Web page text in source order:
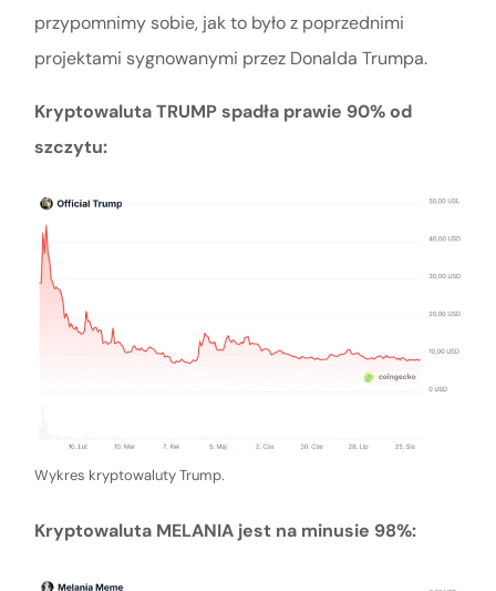
przypomnimy sobie, jak to było z poprzednimi
projektami sygnowanymi przez Donalda Trumpa.
Kryptowaluta TRUMP spadła prawie 90% od
szczytu:
Wykres kryptowaluty Trump.
Kryptowaluta MELANIA jest na minusie 98%: